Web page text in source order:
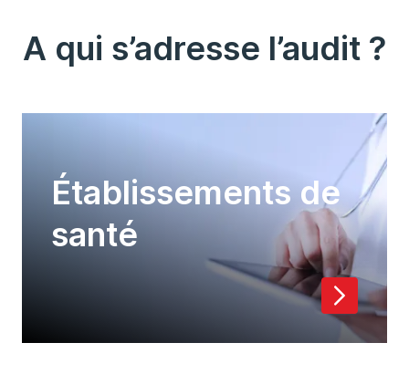
A qui s’adresse l’audit ?
Établissements de
santé